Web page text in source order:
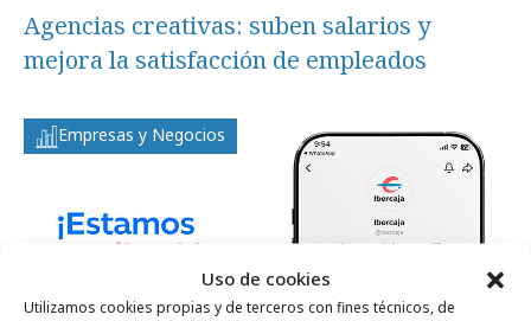
Uso de cookies
Utilizamos cookies propias y de terceros con fines técnicos, de
Agencias creativas: suben salarios y
mejora la satisfacción de empleados
Empresas y Negocios